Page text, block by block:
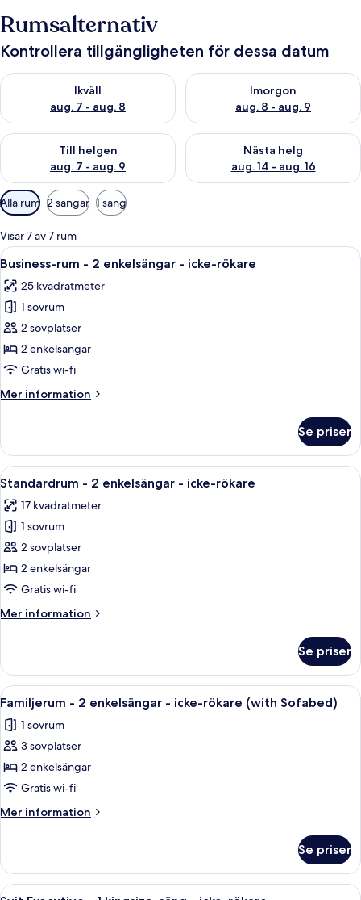
Rumsalternativ
Kontrollera tillgängligheten för dessa datum
Ikväll
aug. 7 - aug. 8
Kontrollera tillgängligheten för ikväll aug. 7 - aug. 8
Imorgon
aug. 8 - aug. 9
Kontrollera tillgängligheten
Till helgen
aug. 7 - aug. 9
Kontrollera tillgängligheten för den här helgen aug. 7 - aug. 9
Nästa helg
aug. 14 - aug. 16
Kontrollera tillgängligheten
Tillgängliga
filter
för
rum
Alla rum 2 sängar 1 säng
Visar 7 av 7 rum
Öppna
alla
foton
för
Business-
rum
-
enkelsängar
rökare
Ett hotellrum med en säng, två
7
Business-rum - 2 enkelsängar - icke-rökare
25 kvadratmeter
1 sovrum
2 sovplatser
2 enkelsängar
Gratis wi-fi
Mer information
Mer
rum
2
icke-
Se priser
Öppna
alla
foton
för
Standardrum
-
2
-
Ett sovrum med en säng, ett
7
Standardrum - 2 enkelsängar - icke-rökare
17 kvadratmeter
1 sovrum
2 sovplatser
2 enkelsängar
Gratis wi-fi
Mer information
Mer
-
enkelsängar
icke-
rökare
Se priser
Öppna
alla
foton
för
Familjerum
-
2
enkelsängar
icke-
rökare
Ett sovrum med en säng, en grön
6
Familjerum - 2 enkelsängar - icke-rökare (with Sofabed)
1 sovrum
3 sovplatser
2 enkelsängar
Gratis wi-fi
Mer information
Mer
-
Se priser
Öppna
Svit Executive - 1 kingsize-säng -